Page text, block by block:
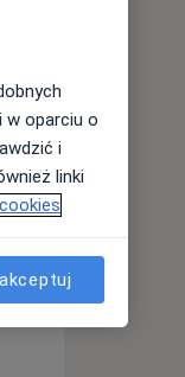
Wt,
11 Sie
w oparciu o
i
linki